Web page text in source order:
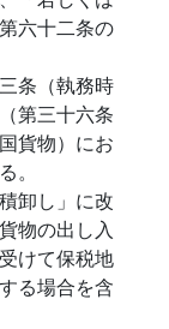
六十二条の
条（執務時
第三十六条
貨物）にお
。
卸し」に改
物の出し入
けて保税地
る場合を含